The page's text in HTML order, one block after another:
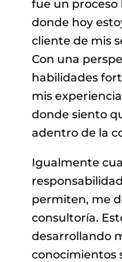
fue un proceso
donde hoy
cliente de mis
Con una
habilidades
mis
donde siento
adentro de la
Igualmente
permiten, me
consultoría.
desarrollando
conocimientos